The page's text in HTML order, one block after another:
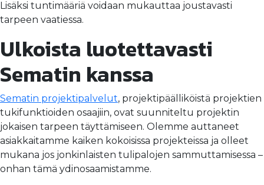
Lisäksi tuntimääriä voidaan mukauttaa joustavasti
tarpeen vaatiessa.
Ulkoista luotettavasti
Sematin kanssa
Sematin projektipalvelut, projektipäälliköistä projektien
tukifunktioiden osaajiin, ovat suunniteltu projektin
jokaisen tarpeen täyttämiseen. Olemme auttaneet
asiakkaitamme kaiken kokoisissa projekteissa ja olleet
mukana jos jonkinlaisten tulipalojen sammuttamisessa –
onhan tämä ydinosaamistamme.